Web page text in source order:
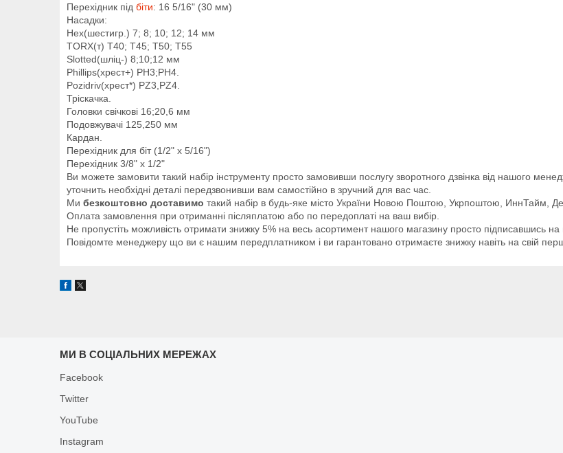
Перехідник під біти: 16 5/16" (30 мм)
Насадки:
Hex(шестигр.) 7; 8; 10; 12; 14 мм
TORX(т) T40; T45; T50; T55
Slotted(шліц-) 8;10;12 мм
Phillips(хрест+) РН3;РН4.
Pozidriv(хрест*) PZ3,PZ4.
Тріскачка.
Головки свічкові 16;20,6 мм
Подовжувачі 125,250 мм
Кардан.
Перехідник для біт (1/2" х 5/16")
Перехідник 3/8" х 1/2"
Ви можете замовити такий набір інструменту просто замовивши послугу зворотного дзвінка від нашого
уточнить необхідні деталі передзвонивши вам самостійно в зручний для вас час.
Ми безкоштовно доставимо такий набір в будь-яке місто України Новою Поштою, Укрпоштою, ИннТайм,
Оплата замовлення при отриманні післяплатою або по передоплаті на ваш вибір.
Не пропустіть можливість отримати знижку 5% на весь асортимент нашого магазину просто підписавшись
Повідомте менеджеру що ви є нашим передплатником і ви гарантовано отримаєте знижку навіть на свій
МИ В СОЦІАЛЬНИХ МЕРЕЖАХ
Facebook
Twitter
YouTube
Instagram